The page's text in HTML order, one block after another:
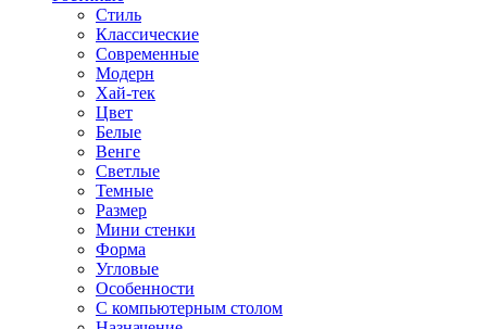
Стиль
Классические
Современные
Модерн
Хай-тек
Цвет
Белые
Венге
Светлые
Темные
Размер
Мини стенки
Форма
Угловые
Особенности
С компьютерным столом